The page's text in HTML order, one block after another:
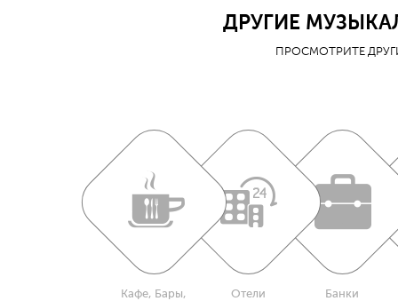
ДРУГИЕ
ПРОСМОТРИТЕ
Кафе, Бары,
Отели Банки